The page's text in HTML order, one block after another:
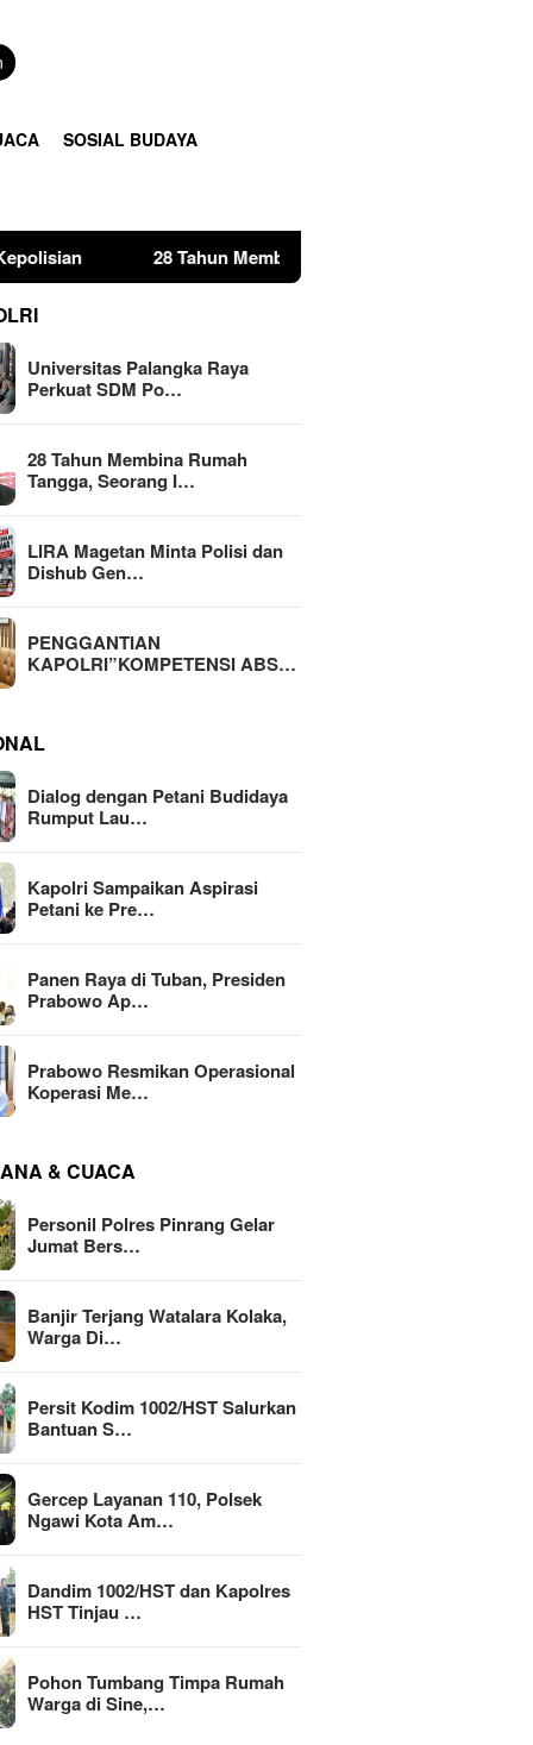
SOSIAL BUDAYA
28 Tahun Membina Rumah Tangga, Seorang Ibu Lima Anak
Universitas Palangka Raya
Perkuat SDM Po…
28 Tahun Membina Rumah
Tangga, Seorang I…
LIRA Magetan Minta Polisi dan
Dishub Gen…
PENGGANTIAN
KAPOLRI”KOMPETENSI ABS…
Dialog dengan Petani Budidaya
Rumput Lau…
Kapolri Sampaikan Aspirasi
Petani ke Pre…
Panen Raya di Tuban, Presiden
Prabowo Ap…
Prabowo Resmikan Operasional
Koperasi Me…
& CUACA
Personil Polres Pinrang Gelar
Jumat Bers…
Banjir Terjang Watalara Kolaka,
Warga Di…
Persit Kodim 1002/HST Salurkan
Bantuan S…
Gercep Layanan 110, Polsek
Ngawi Kota Am…
Dandim 1002/HST dan Kapolres
HST Tinjau …
Pohon Tumbang Timpa Rumah
Warga di Sine,…